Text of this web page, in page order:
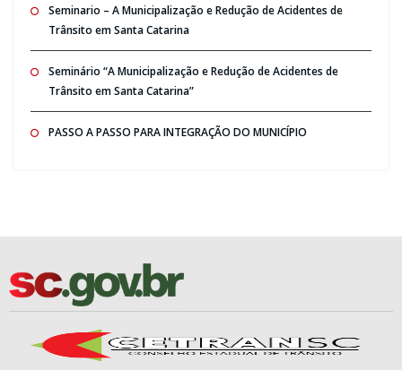
Seminario – A Municipalização e Redução de Acidentes de
Trânsito em Santa Catarina
Seminário “A Municipalização e Redução de Acidentes de
Trânsito em Santa Catarina”
PASSO A PASSO PARA INTEGRAÇÃO DO MUNICÍPIO